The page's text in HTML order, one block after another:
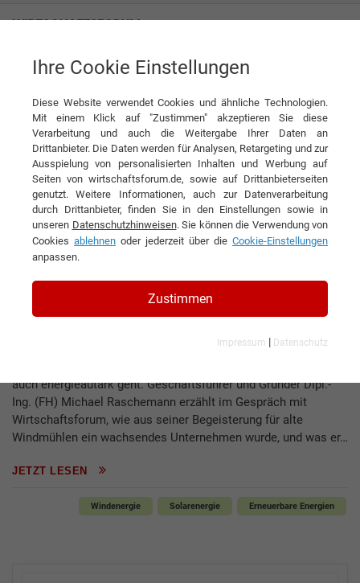
Unternehmensnews der
Energiequelle GmbH
News
Interview mit Dipl.-Ing. (FH) Michael Raschemann, Geschäftsführer
der Energiequelle GmbH
Vom Studenten zum
Energiewende-Macher
leistet mit Windenergie- und Photovoltaikanlagen sowie dem
auch energieautark geht. Geschäftsführer und Gründer Dipl.-
Ing. (FH) Michael Raschemann erzählt im Gespräch mit
Wirtschaftsforum, wie aus seiner Begeisterung für alte
Windmühlen ein wachsendes Unternehmen wurde, und was er…
JETZT LESEN
Windenergie Solarenergie Erneuerbare Energien
Ihre Cookie Einstellungen
Diese Website verwendet Cookies und ähnliche Technologien.
Mit einem Klick auf "Zustimmen" akzeptieren Sie diese
Verarbeitung und auch die Weitergabe Ihrer Daten an
Drittanbieter. Die Daten werden für Analysen, Retargeting und zur
Ausspielung von personalisierten Inhalten und Werbung auf
Seiten von wirtschaftsforum.de, sowie auf Drittanbieterseiten
genutzt. Weitere Informationen, auch zur Datenverarbeitung
durch Drittanbieter, finden Sie in den Einstellungen sowie in
unseren Datenschutzhinweisen. Sie können die Verwendung von
Cookies ablehnen oder jederzeit über die Cookie-Einstellungen
anpassen.
Zustimmen
Impressum | Datenschutz